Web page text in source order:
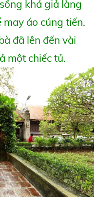
khá giả làng
áo cúng tiến.
đã lên đến vài
một chiếc tủ.